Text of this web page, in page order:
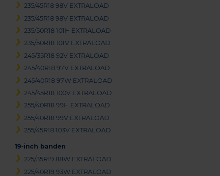
235/45R18 98V EXTRALOAD
235/45R18 98V EXTRALOAD
235/50R18 101H EXTRALOAD
235/50R18 101V EXTRALOAD
245/35R18 92V EXTRALOAD
245/40R18 97V EXTRALOAD
245/40R18 97W EXTRALOAD
245/45R18 100V EXTRALOAD
255/40R18 99H EXTRALOAD
255/40R18 99V EXTRALOAD
255/45R18 103V EXTRALOAD
19-inch banden
225/35R19 88W EXTRALOAD
225/40R19 93W EXTRALOAD